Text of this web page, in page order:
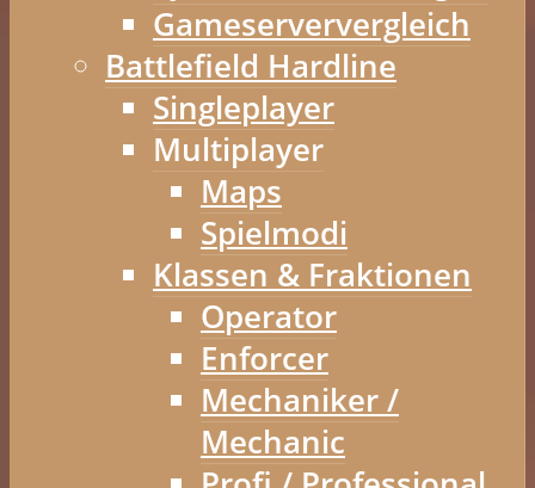
Gameserververgleich
Battlefield Hardline
Singleplayer
Multiplayer
Maps
Spielmodi
Klassen & Fraktionen
Operator
Enforcer
Mechaniker /
Mechanic